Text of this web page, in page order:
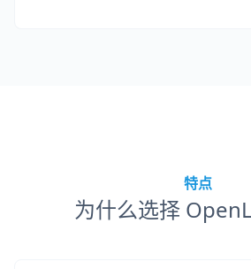
特点
为什么选择 OpenL